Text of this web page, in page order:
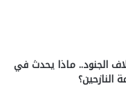
الجنود.. ماذا يحدث في
النازحين؟